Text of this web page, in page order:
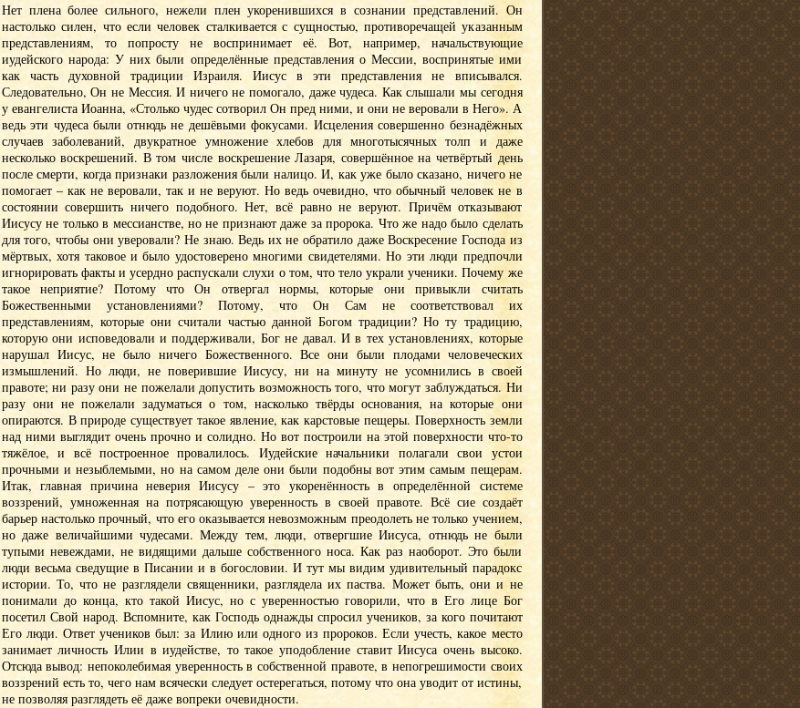
Нет плена более сильного, нежели плен укоренившихся в сознании представлений. Он
настолько силен, что если человек сталкивается с сущностью, противоречащей указанным
представлениям, то попросту не воспринимает её. Вот, например, начальствующие
иудейского народа: У них были определённые представления о Мессии, воспринятые ими
как часть духовной традиции Израиля. Иисус в эти представления не вписывался.
Следовательно, Он не Мессия. И ничего не помогало, даже чудеса. Как слышали мы сегодня
у евангелиста Иоанна, «Столько чудес сотворил Он пред ними, и они не веровали в Него». А
ведь эти чудеса были отнюдь не дешёвыми фокусами. Исцеления совершенно безнадёжных
случаев заболеваний, двукратное умножение хлебов для многотысячных толп и даже
несколько воскрешений. В том числе воскрешение Лазаря, совершённое на четвёртый день
после смерти, когда признаки разложения были налицо. И, как уже было сказано, ничего не
помогает – как не веровали, так и не веруют. Но ведь очевидно, что обычный человек не в
состоянии совершить ничего подобного. Нет, всё равно не веруют. Причём отказывают
Иисусу не только в мессианстве, но не признают даже за пророка. Что же надо было сделать
для того, чтобы они уверовали? Не знаю. Ведь их не обратило даже Воскресение Господа из
мёртвых, хотя таковое и было удостоверено многими свидетелями. Но эти люди предпочли
игнорировать факты и усердно распускали слухи о том, что тело украли ученики. Почему же
такое неприятие? Потому что Он отвергал нормы, которые они привыкли считать
Божественными установлениями? Потому, что Он Сам не соответствовал их
представлениям, которые они считали частью данной Богом традиции? Но ту традицию,
которую они исповедовали и поддерживали, Бог не давал. И в тех установлениях, которые
нарушал Иисус, не было ничего Божественного. Все они были плодами человеческих
измышлений. Но люди, не поверившие Иисусу, ни на минуту не усомнились в своей
правоте; ни разу они не пожелали допустить возможность того, что могут заблуждаться. Ни
разу они не пожелали задуматься о том, насколько твёрды основания, на которые они
опираются. В природе существует такое явление, как карстовые пещеры. Поверхность земли
над ними выглядит очень прочно и солидно. Но вот построили на этой поверхности что-то
тяжёлое, и всё построенное провалилось. Иудейские начальники полагали свои устои
прочными и незыблемыми, но на самом деле они были подобны вот этим самым пещерам.
Итак, главная причина неверия Иисусу – это укоренённость в определённой системе
воззрений, умноженная на потрясающую уверенность в своей правоте. Всё сие создаёт
барьер настолько прочный, что его оказывается невозможным преодолеть не только учением,
но даже величайшими чудесами. Между тем, люди, отвергшие Иисуса, отнюдь не были
тупыми невеждами, не видящими дальше собственного носа. Как раз наоборот. Это были
люди весьма сведущие в Писании и в богословии. И тут мы видим удивительный парадокс
истории. То, что не разглядели священники, разглядела их паства. Может быть, они и не
понимали до конца, кто такой Иисус, но с уверенностью говорили, что в Его лице Бог
посетил Свой народ. Вспомните, как Господь однажды спросил учеников, за кого почитают
Его люди. Ответ учеников был: за Илию или одного из пророков. Если учесть, какое место
занимает личность Илии в иудействе, то такое уподобление ставит Иисуса очень высоко.
Отсюда вывод: непоколебимая уверенность в собственной правоте, в непогрешимости своих
воззрений есть то, чего нам всячески следует остерегаться, потому что она уводит от истины,
не позволяя разглядеть её даже вопреки очевидности.